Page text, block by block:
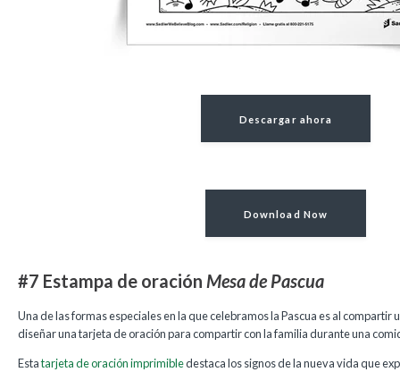
Descargar ahora
Download Now
#7 Estampa de oración Mesa de Pascua
Una de las formas especiales en la que celebramos la Pascua es al compartir
diseñar una tarjeta de oración para compartir con la familia durante una
Estatarjeta de oración imprimibledestaca los signos de la nueva vida que